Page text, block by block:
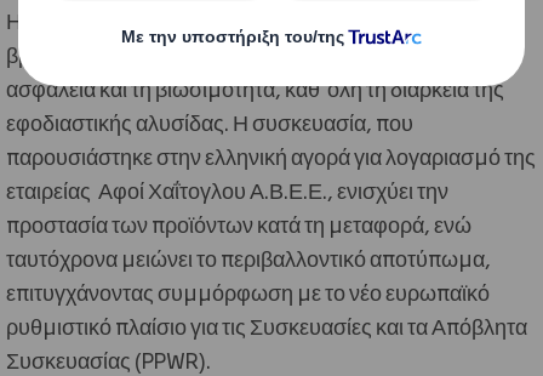
Η λύση
βραβείο για την καινοτόμο προσέγγισή της στην
ασφάλεια και τη βιωσιμότητα, καθ’ όλη τη διάρκεια της
εφοδιαστικής αλυσίδας. Η συσκευασία, που
παρουσιάστηκε στην ελληνική αγορά για λογαριασμό της
εταιρείας Αφοί Χαΐτογλου Α.Β.Ε.Ε., ενισχύει την
προστασία των προϊόντων κατά τη μεταφορά, ενώ
ταυτόχρονα μειώνει το περιβαλλοντικό αποτύπωμα,
επιτυγχάνοντας συμμόρφωση με το νέο ευρωπαϊκό
ρυθμιστικό πλαίσιο για τις Συσκευασίες και τα Απόβλητα
Συσκευασίας (PPWR).